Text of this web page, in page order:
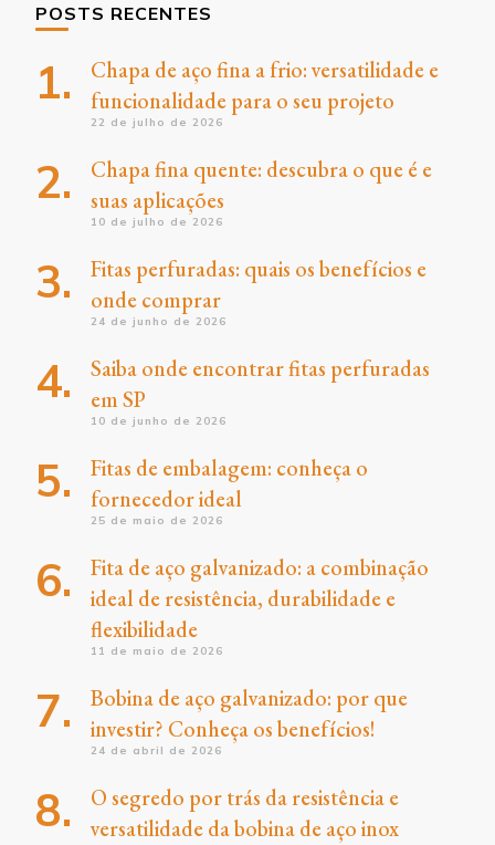
POSTS RECENTES
Chapa de aço fina a frio: versatilidade e
funcionalidade para o seu projeto
22 de julho de 2026
Chapa fina quente: descubra o que é e
suas aplicações
10 de julho de 2026
Fitas perfuradas: quais os benefícios e
onde comprar
24 de junho de 2026
Saiba onde encontrar fitas perfuradas
em SP
10 de junho de 2026
Fitas de embalagem: conheça o
fornecedor ideal
25 de maio de 2026
Fita de aço galvanizado: a combinação
ideal de resistência, durabilidade e
flexibilidade
11 de maio de 2026
Bobina de aço galvanizado: por que
investir? Conheça os benefícios!
24 de abril de 2026
O segredo por trás da resistência e
versatilidade da bobina de aço inox